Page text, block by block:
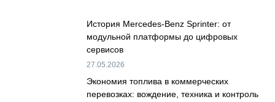
История Mercedes-Benz Sprinter: от
модульной платформы до цифровых
сервисов
27.05.2026
Экономия топлива в коммерческих
перевозках: вождение, техника и контроль